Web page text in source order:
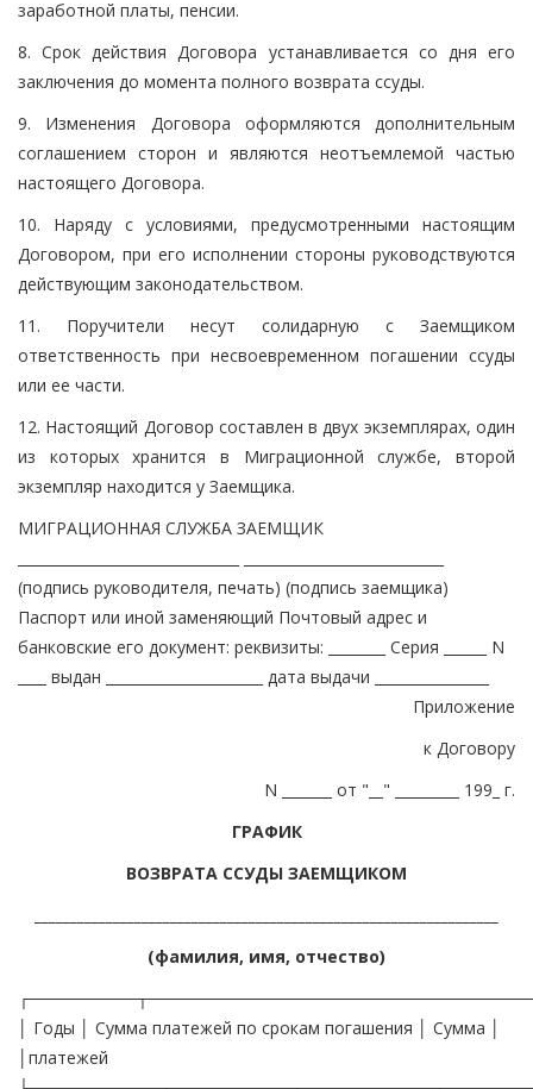
заработной платы, пенсии.
8. Срок действия Договора устанавливается со дня его
заключения до момента полного возврата ссуды.
9. Изменения Договора оформляются дополнительным
соглашением сторон и являются неотъемлемой частью
настоящего Договора.
10. Наряду с условиями, предусмотренными настоящим
Договором, при его исполнении стороны руководствуются
действующим законодательством.
11. Поручители несут солидарную с Заемщиком
ответственность при несвоевременном погашении ссуды
или ее части.
12. Настоящий Договор составлен в двух экземплярах, один
из которых хранится в Миграционной службе, второй
экземпляр находится у Заемщика.
МИГРАЦИОННАЯ СЛУЖБА ЗАЕМЩИК
(подпись руководителя, печать) (подпись заемщика)
Паспорт или иной заменяющий Почтовый адрес и
банковские его документ: реквизиты: ________ Серия ______ N
____ выдан ______________________ дата выдачи ________________
Приложение
к Договору
N _______ от "__" _________ 199_ г.
ГРАФИК
ВОЗВРАТА ССУДЫ ЗАЕМЩИКОМ
(фамилия, имя, отчество)
│ Годы │ Сумма платежей по срокам погашения │ Сумма │
│платежей